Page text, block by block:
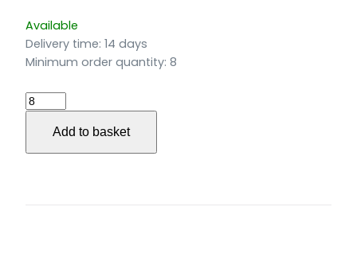
Available
Delivery time: 14 days
Minimum order quantity: 8
aus
unaufhaltsamem
Raum
für
Add to basket